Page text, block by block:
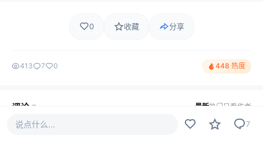
0 收藏 分享
413 7 0 448 热度
评论 7 最新热门 只看作者
说点什么... 7